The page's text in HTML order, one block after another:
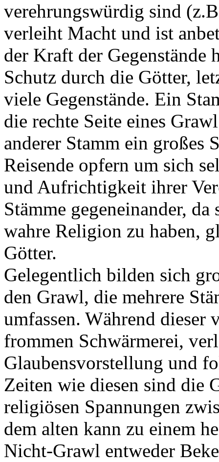
verehrungswürdig sind
verleiht Macht und ist
der Kraft der
Schutz durch die Götter,
viele Gegenstände. Ein
die rechte Seite eines
anderer Stamm ein großes
Reisende opfern um sich
und Aufrichtigkeit ihrer
Stämme gegeneinander,
wahre Religion zu haben,
Götter.
Gelegentlich bilden sich
den Grawl, die mehrere
umfassen. Während dieser
frommen Schwärmerei,
Glaubensvorstellung und
Zeiten wie diesen sind die
religiösen Spannungen
dem alten kann zu einem
Nicht-Grawl entweder